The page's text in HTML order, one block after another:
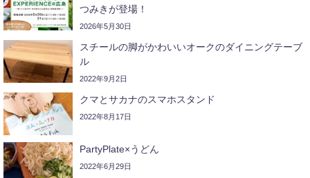
つみきが登場！
2026年5月30日
スチールの脚がかわいいオークのダイニングテーブ
ル
2022年9月2日
クマとサカナのスマホスタンド
2022年8月17日
PartyPlate×うどん
2022年6月29日